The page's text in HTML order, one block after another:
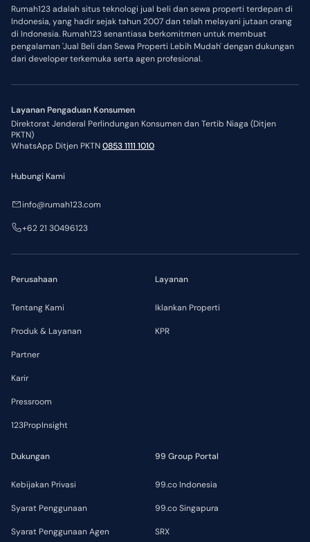
Rumah123 adalah situs teknologi jual beli dan sewa properti terdepan di
Indonesia, yang hadir sejak tahun 2007 dan telah melayani jutaan orang
di Indonesia. Rumah123 senantiasa berkomitmen untuk membuat
pengalaman 'Jual Beli dan Sewa Properti Lebih Mudah' dengan dukungan
dari developer terkemuka serta agen profesional.
Layanan Pengaduan Konsumen
Direktorat Jenderal Perlindungan Konsumen dan Tertib Niaga (Ditjen
PKTN)
WhatsApp Ditjen PKTN0853 1111 1010
Perusahaan
Tentang Kami
Produk & Layanan
Partner
Karir
Pressroom
123PropInsight
Layanan
Iklankan Properti
KPR
Dukungan
Kebijakan Privasi
Syarat Penggunaan
Syarat Penggunaan Agen
99 Group Portal
99.co Indonesia
99.co Singapura
SRX
Hubungi Kami
info@rumah123.com
+62 21 30496123